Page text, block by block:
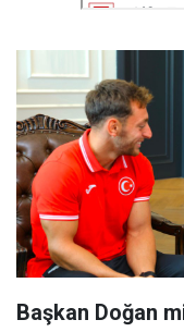
Başkan Doğan